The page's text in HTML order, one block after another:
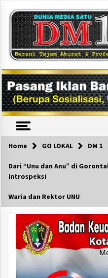
content
Home GO LOKAL DM 1
Dari “Unu dan Anu” di
Introspeksi
Waria dan Rektor UNU